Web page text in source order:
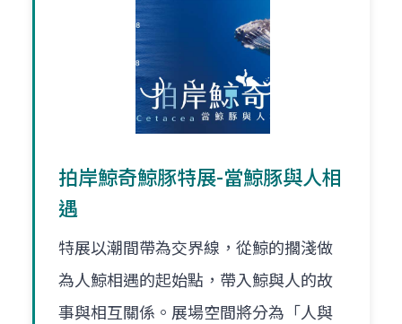
拍岸鯨奇鯨豚特展-當鯨豚與人相
遇
特展以潮間帶為交界線，從鯨的擱淺做
為人鯨相遇的起始點，帶入鯨與人的故
事與相互關係。展場空間將分為「人與